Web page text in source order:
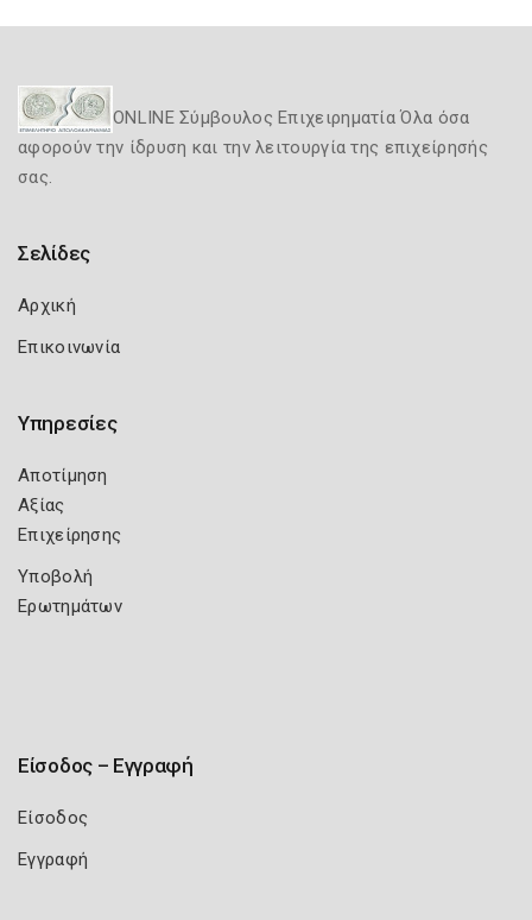
ONLINE Σύμβουλος Επιχειρηματία Όλα όσα
αφορούν την ίδρυση και την λειτουργία της επιχείρησής
σας.
Σελίδες
Αρχική
Επικοινωνία
Υπηρεσίες
Αποτίμηση
Αξίας
Επιχείρησης
Υποβολή
Ερωτημάτων
Είσοδος – Εγγραφή
Είσοδος
Εγγραφή